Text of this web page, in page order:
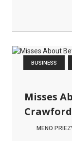
BUSINESS
Misses
Crawford
MENO